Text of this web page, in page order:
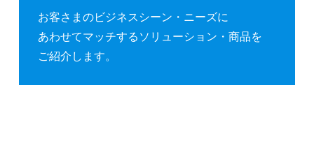
お客さまのビジネスシーン・ニーズに
あわせてマッチする ソリューション・商品を
ご紹介します。